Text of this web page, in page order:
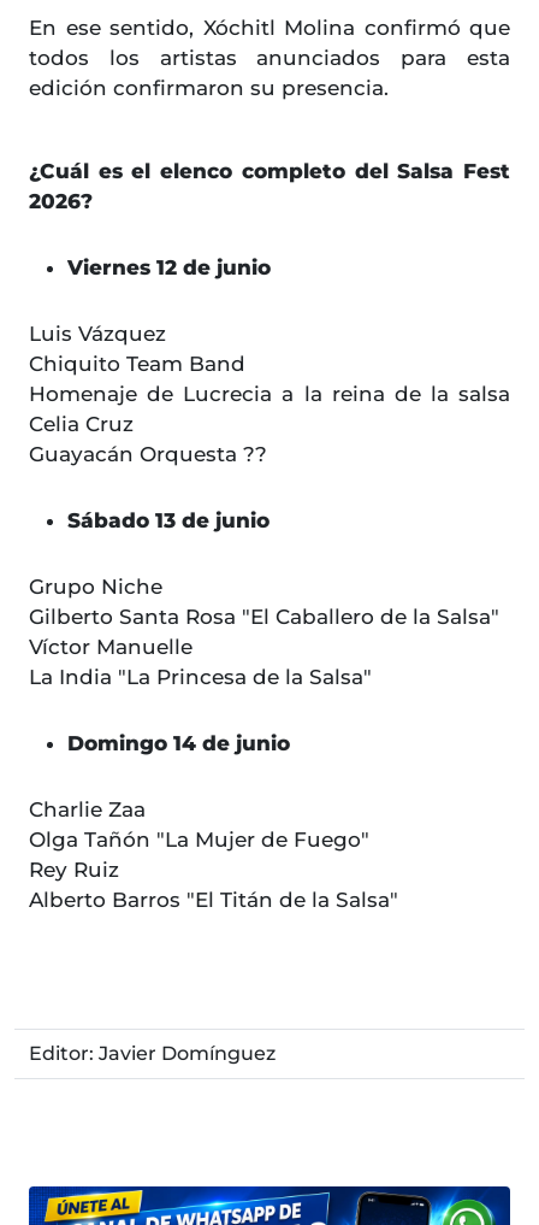
En ese sentido, Xóchitl Molina confirmó que
todos los artistas anunciados para esta
edición confirmaron su presencia.
¿Cuál es el elenco completo del Salsa Fest
2026?
Viernes 12 de junio
Luis Vázquez
Chiquito Team Band
Homenaje de Lucrecia a la reina de la salsa
Celia Cruz
Guayacán Orquesta ??
Sábado 13 de junio
Grupo Niche
Gilberto Santa Rosa "El Caballero de la Salsa"
Víctor Manuelle
La India "La Princesa de la Salsa"
Domingo 14 de junio
Charlie Zaa
Olga Tañón "La Mujer de Fuego"
Rey Ruiz
Alberto Barros "El Titán de la Salsa"
Editor: Javier Domínguez